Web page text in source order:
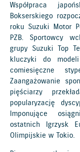
Współpraca
Bokserskiego
roku Suzuki Motor
PZB. Sportowcy
grupy Suzuki Top
kluczyki do
comiesięczne
Zaangażowanie
pięściarzy
popularyzację
Imponujące
ostatnich Igrzysk
Olimpijskie w Tokio.